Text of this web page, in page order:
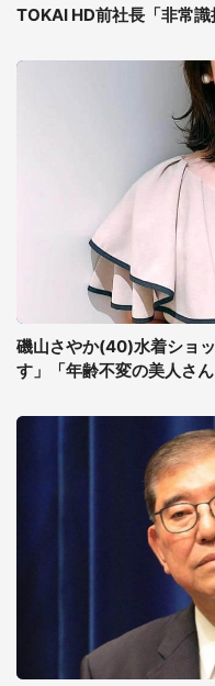
TOKAI HD前社長「非常
磯山さやか(40)水着ショ
す」「年齢不変の美人さん